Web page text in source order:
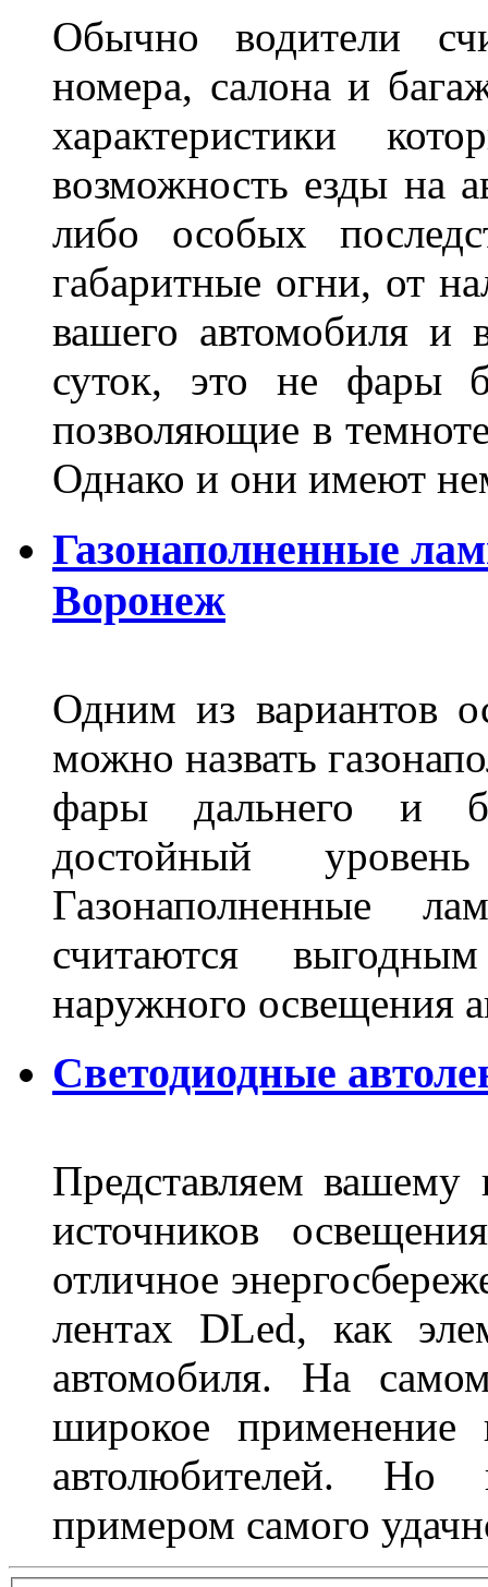
Обычно водители
номера, салона и
характеристики
возможность езды на
либо особых
габаритные огни, от
вашего автомобиля и
суток, это не фары
позволяющие в
Однако и они имеют
Газонаполненные
Воронеж
Одним из вариантов
можно назвать
фары дальнего и
достойный
Газонаполненные
считаются
наружного освещения
Светодиодные
Представляем
источников
отличное
лентах DLed, как
автомобиля. На
широкое
автолюбителей. Но
примером самого